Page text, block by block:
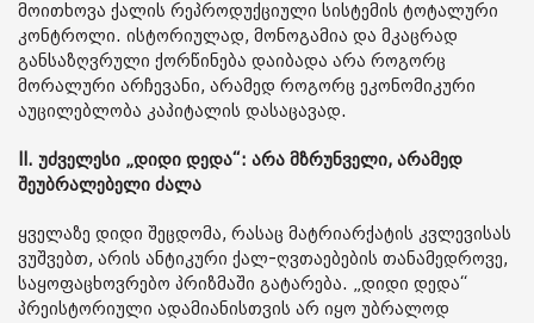
მოითხოვა ქალის რეპროდუქციული სისტემის ტოტალური
კონტროლი. ისტორიულად, მონოგამია და მკაცრად
განსაზღვრული ქორწინება დაიბადა არა როგორც
მორალური არჩევანი, არამედ როგორც ეკონომიკური
აუცილებლობა კაპიტალის დასაცავად.
II. უძველესი „დიდი დედა“: არა მზრუნველი, არამედ
შეუბრალებელი ძალა
ყველაზე დიდი შეცდომა, რასაც მატრიარქატის კვლევისას
ვუშვებთ, არის ანტიკური ქალ-ღვთაებების თანამედროვე,
საყოფაცხოვრებო პრიზმაში გატარება. „დიდი დედა“
პრეისტორიული ადამიანისთვის არ იყო უბრალოდ